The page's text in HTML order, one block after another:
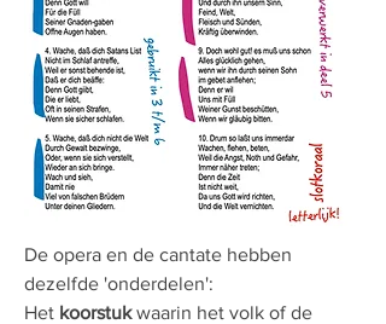
De opera en de cantate hebben
dezelfde 'onderdelen':
Het koorstukwaarin het volk of de